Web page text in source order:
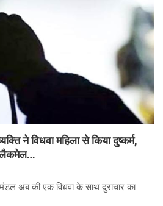
ने विधवा महिला से किया दुष्कर्म,
ब्लैकमेल…
अंब की एक विधवा के साथ दुराचार का